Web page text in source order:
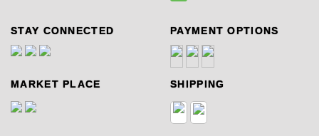
STAY CONNECTED
MARKET PLACE
PAYMENT OPTIONS
SHIPPING